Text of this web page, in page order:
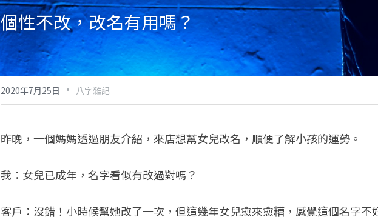
個性不改，改名有用嗎？
2020年7月25日 · 八字雜記
昨晚，一個媽媽透過朋友介紹，來店想幫女兒改名，順便了解小孩的運勢。
我：女兒已成年，名字看似有改過對嗎？
客戶：沒錯！小時候幫她改了一次，但這幾年女兒愈來愈糟，感覺這個名字不